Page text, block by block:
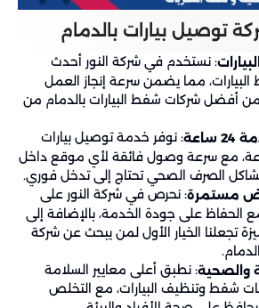
توصيل بيارات بالدمام
: نستخدم في شركة النور أحدث
مما يضمن سرعة إنجاز العمل
من أفضل شركات شفط البيارات بالدمام من
: نوفر خدمة توصيل بيارات
مع سرعة وصول فائقة لأي موقع داخل
مشاكل الصرف الصحي تحتاج إلى تدخل فوري.
مستمرة: نحرص في شركة النور على
الحفاظ على جودة الخدمة، بالإضافة إلى
الخيار الأول لمن يبحث عن شركة
والصحية: نطبق أعلى معايير السلامة
شفط وتنظيف البيارات، مع التخلص